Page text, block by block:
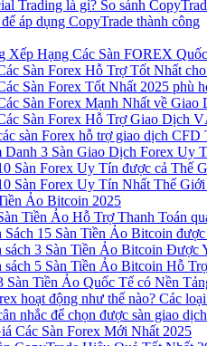
Trading là gì? So sánh
áp dụng CopyTrade thành công
Xếp Hạng Các Sàn FOREX
Sàn Forex Hỗ Trợ Tốt Nhất
Sàn Forex Tốt Nhất 2025 phù
Sàn Forex Mạnh Nhất về
Sàn Forex Hỗ Trợ Giao Dịch
sàn Forex hỗ trợ giao dịch
3 Sàn Giao Dịch Forex Uy
Sàn Forex Uy Tín được cả Thế
Sàn Forex Uy Tín Nhất Thế
Ảo Bitcoin 2025
Tiền Ảo Hỗ Trợ Thanh Toán
Sách 15 Sàn Tiền Ảo Bitcoin
sách 3 Sàn Tiền Ảo Bitcoin Được
sách 5 Sàn Tiền Ảo Bitcoin Hỗ
Sàn Tiền Ảo Quốc Tế có Nền
hoạt động như thế nào? Các
nhắc để chọn được sàn giao
Các Sàn Forex Mới Nhất 2025